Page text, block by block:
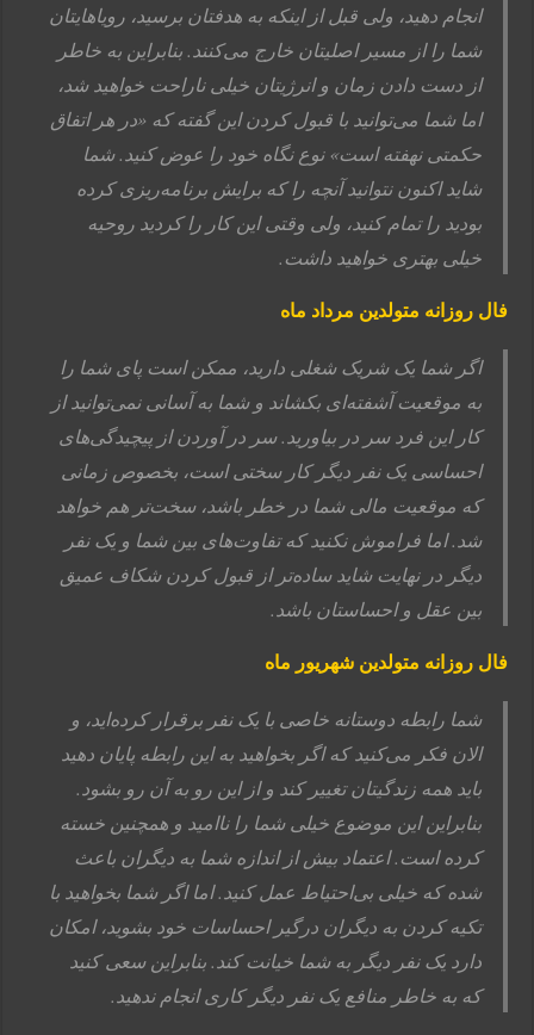
انجام دهید، ولی قبل از اینکه به هدفتان برسید، رویاهایتان
شما را از مسیر اصلیتان خارج می‌کنند. بنابراین به خاطر
از دست دادن زمان و انرژیتان خیلی ناراحت خواهید شد،
اما شما می‌توانید با قبول کردن این گفته که «در هر اتفاق
حکمتی نهفته است» نوع نگاه خود را عوض کنید. شما
شاید اکنون نتوانید آنچه را که برایش برنامه‌ریزی کرده
بودید را تمام کنید، ولی وقتی این کار را کردید روحیه
خیلی بهتری خواهید داشت.
فال روزانه متولدین مرداد ماه
اگر شما یک شریک شغلی دارید، ممکن است پای شما را
به موقعیت آشفته‌ای بکشاند و شما به آسانی نمی‌توانید از
کار این فرد سر در بیاورید. سر در آوردن از پیچیدگی‌های
احساسی یک نفر دیگر کار سختی است، بخصوص زمانی
که موقعیت مالی شما در خطر باشد، سخت‌تر هم خواهد
شد. اما فراموش نکنید که تفاوت‌های بین شما و یک نفر
دیگر در نهایت شاید ساده‌تر از قبول کردن شکاف عمیق
بین عقل و احساستان باشد.
فال روزانه متولدین شهریور ماه
شما رابطه دوستانه خاصی با یک نفر برقرار کرده‌اید، و
الان فکر می‌کنید که اگر بخواهید به این رابطه پایان دهید
باید همه زندگیتان تغییر کند و از این رو به آن رو بشود.
بنابراین این موضوع خیلی شما را ناامید و همچنین خسته
کرده است. اعتماد بیش از اندازه شما به دیگران باعث
شده که خیلی بی‌احتیاط عمل کنید. اما اگر شما بخواهید با
تکیه کردن به دیگران درگیر احساسات خود بشوید، امکان
دارد یک نفر دیگر به شما خیانت کند. بنابراین سعی کنید
که به خاطر منافع یک نفر دیگر کاری انجام ندهید.